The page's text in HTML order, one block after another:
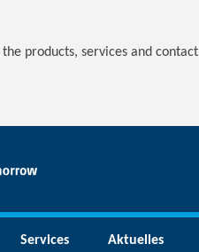
products, services and contact
Services Aktuelles